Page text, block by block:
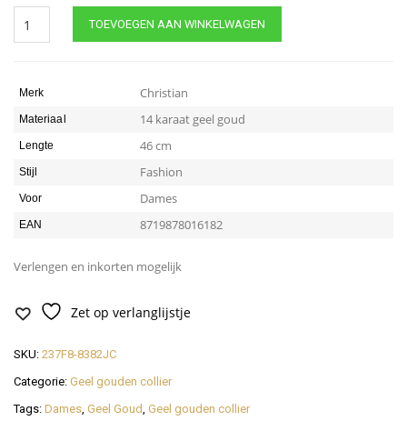
collier
quantity
TOEVOEGEN AAN WINKELWAGEN
Merk Christian
Materiaal 14 karaat geel goud
Lengte 46 cm
Stijl Fashion
Voor Dames
EAN 8719878016182
Verlengen en inkorten mogelijk
Zet op verlanglijstje
SKU: 237F8-8382JC
Categorie: Geel gouden collier
Tags: Dames, Geel Goud, Geel gouden collier